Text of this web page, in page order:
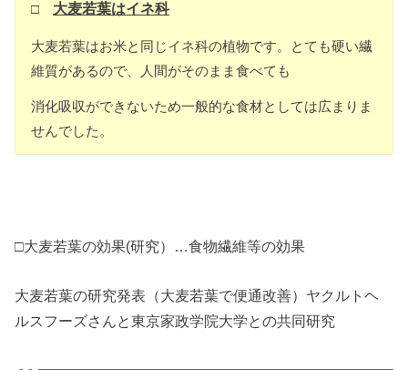
□ 大麦若葉はイネ科
大麦若葉はお米と同じイネ科の植物です。とても硬い繊
維質があるので、人間がそのまま食べても
消化吸収ができないため一般的な食材としては広まりま
せんでした。
□大麦若葉の効果(研究）…食物繊維等の効果
大麦若葉の研究発表（大麦若葉で便通改善）ヤクルトヘ
ルスフーズさんと東京家政学院大学との共同研究